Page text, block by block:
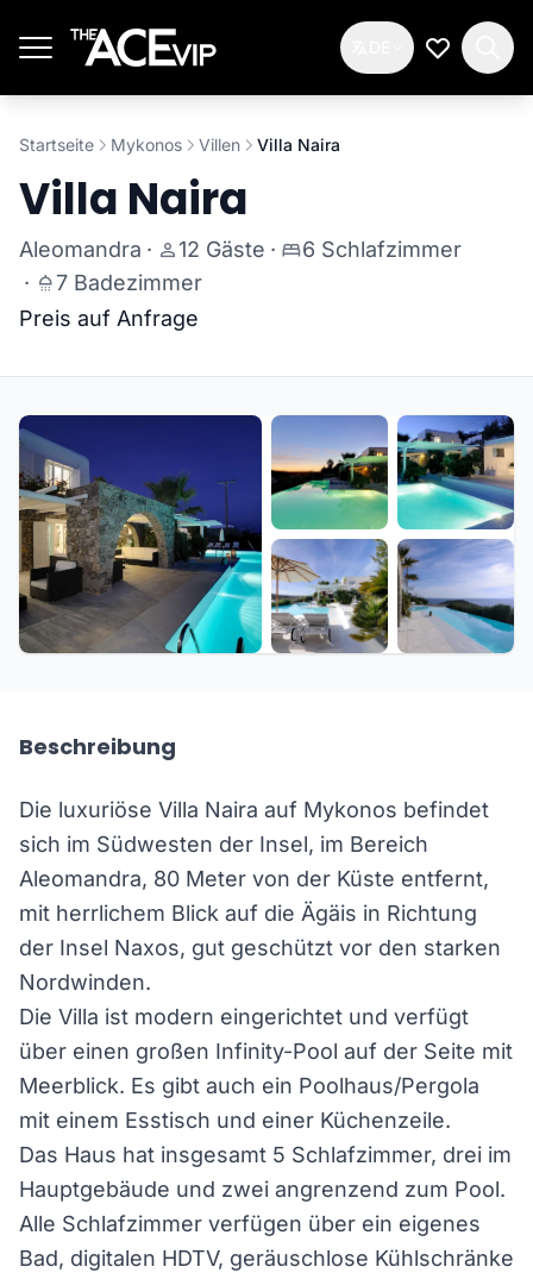
Meine
Startseite Mykonos Villen Villa Naira
Villa Naira
Aleomandra · 12 Gäste ·
6 Schlafzimmer
·
7 Badezimmer
Preis auf Anfrage
Beschreibung
Die luxuriöse Villa Naira auf Mykonos befindet
sich im Südwesten der Insel, im Bereich
Aleomandra, 80 Meter von der Küste entfernt,
mit herrlichem Blick auf die Ägäis in Richtung
der Insel Naxos, gut geschützt vor den starken
Nordwinden.
Die Villa ist modern eingerichtet und verfügt
über einen großen Infinity-Pool auf der Seite mit
Meerblick. Es gibt auch ein Poolhaus/Pergola
mit einem Esstisch und einer Küchenzeile.
Das Haus hat insgesamt 5 Schlafzimmer, drei im
Hauptgebäude und zwei angrenzend zum Pool.
Alle Schlafzimmer verfügen über ein eigenes
Bad, digitalen HDTV, geräuschlose Kühlschränke